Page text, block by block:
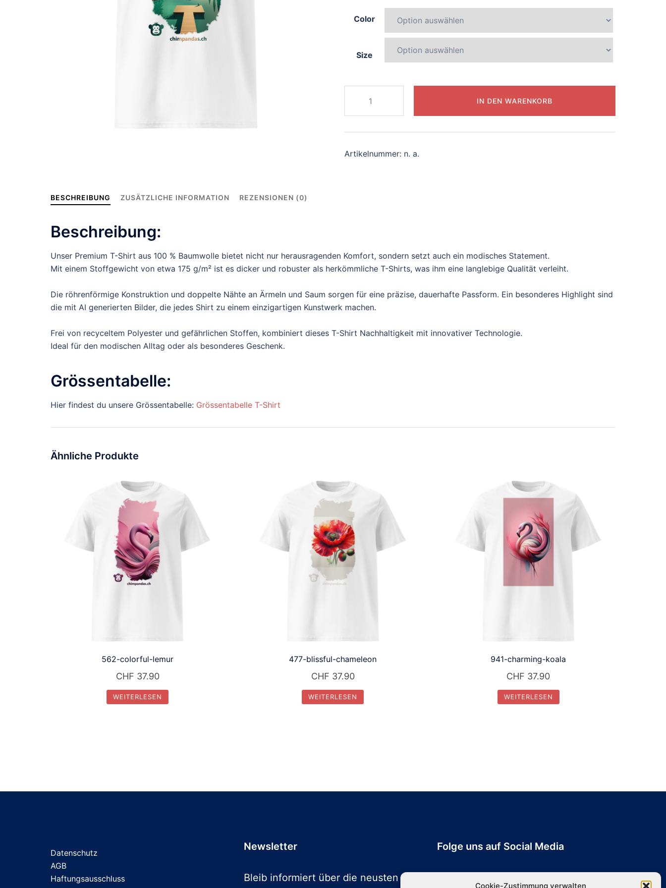
Cookie-Zustimmung verwalten
Color
Size
sparkling-
kangaroo
Menge
IN DEN WARENKORB
Artikelnummer: n. a.
BESCHREIBUNG ZUSÄTZLICHE INFORMATION REZENSIONEN (0)
Beschreibung:
Unser Premium T-Shirt aus 100 % Baumwolle bietet nicht nur herausragenden Komfort, sondern setzt auch ein modisches Statement.
Mit einem Stoffgewicht von etwa 175 g/m² ist es dicker und robuster als herkömmliche T-Shirts, was ihm eine langlebige Qualität verleiht.
Die röhrenförmige Konstruktion und doppelte Nähte an Ärmeln und Saum sorgen für eine präzise, dauerhafte Passform. Ein besonderes Highlight sind
die mit AI generierten Bilder, die jedes Shirt zu einem einzigartigen Kunstwerk machen.
Frei von recyceltem Polyester und gefährlichen Stoffen, kombiniert dieses T-Shirt Nachhaltigkeit mit innovativer Technologie.
Ideal für den modischen Alltag oder als besonderes Geschenk.
Grössentabelle:
Hier findest du unsere Grössentabelle: Grössentabelle T-Shirt
Ähnliche Produkte
562-colorful-lemur
CHF 37.90
WEITERLESEN
477-blissful-chameleon
CHF 37.90
WEITERLESEN
941-charming-koala
CHF 37.90
WEITERLESEN
Datenschutz
AGB
Haftungsausschluss
Newsletter
Bleib informiert über die neusten
Folge uns auf Social Media